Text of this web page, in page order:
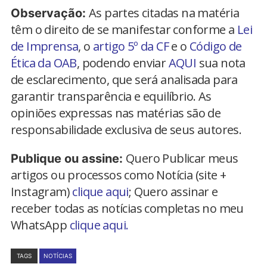
Observação: As partes citadas na matéria
têm o direito de se manifestar conforme a Lei
de Imprensa, o artigo 5º da CFe o Código de
Ética da OAB, podendo enviarAQUI sua nota
de esclarecimento, que será analisada para
garantir transparência e equilíbrio. As
opiniões expressas nas matérias são de
responsabilidade exclusiva de seus autores.
Publique ou assine: Quero Publicar meus
artigos ou processos como Notícia (site +
Instagram)clique aqui; Quero assinar e
receber todas as notícias completas no meu
WhatsApp clique aqui.
TAGS NOTÍCIAS